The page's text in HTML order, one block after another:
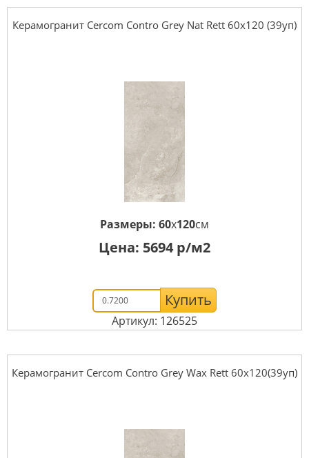
Керамогранит Cercom Contro Grey Nat Rett 60х120 (39уп)
Размеры: 60x120см
Цена: 5694 р/м2
Купить
Артикул: 126525
Керамогранит Cercom Contro Grey Wax Rett 60х120(39уп)